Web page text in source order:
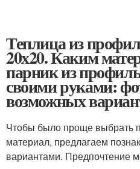
Теплица из
20х20. Каким
парник из
своими руками:
возможных
Чтобы было проще выбрать
материал, предлагаем
вариантами. Предпочтение